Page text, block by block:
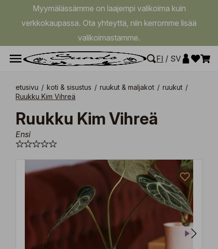
Myymälässämme on laajempi valikoima kuin
verkkokaupassa. Ota yhteyttä, niin kerromme lisää
valikoimastamme.
FI / SV
etusivu / koti & sisustus / ruukut & maljakot / ruukut /
Ruukku Kim Vihreä
Ruukku Kim Vihreä
Ensi